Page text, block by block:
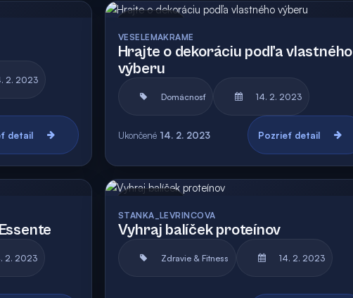
2. 2023
detail
VESELEMAKRAME
Hrajte o dekoráciu podľa vlastného
výberu
Domácnosť 14. 2. 2023
Ukončené 14. 2. 2023 Pozrieť detail
2. 2023
STANKA_LEVRINCOVA
Vyhraj balíček proteínov
Zdravie & Fitness 14. 2. 2023